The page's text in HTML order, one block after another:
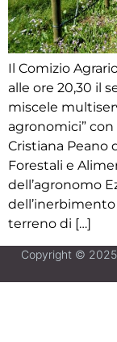
Il Comizio
alle ore 20,30 il
miscele
agronomici”
Cristiana Peano
Forestali e
dell’agronomo
terreno di […]
Copyright © 2025